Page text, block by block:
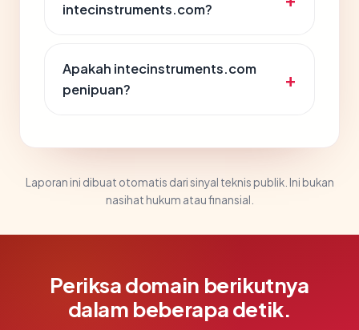
intecinstruments.com?
Apakah intecinstruments.com
penipuan?
Laporan ini dibuat otomatis dari sinyal teknis publik. Ini bukan
nasihat hukum atau finansial.
Periksa domain berikutnya
dalam beberapa detik.